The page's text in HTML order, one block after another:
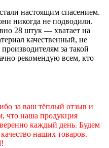
настоящим спасением.
никогда не подводили.
28 штук — хватает на
качественный, не
за такой
рекомендую всем, кто
за ваш тёплый отзыв и
что наша продукция
каждый день. Будем
наших товаров.